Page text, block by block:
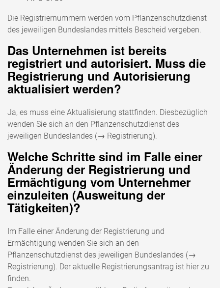
Die Registriernummern werden vom Pflanzenschutzdienst
des jeweiligen Bundeslandes mittels Bescheid vergeben.
Das Unternehmen ist bereits
registriert und autorisiert. Muss die
Registrierung und Autorisierung
aktualisiert werden?
Ja, es muss eine Aktualisierung stattfinden. Diesbezüglich
wenden Sie sich an den Pflanzenschutzdienst des
jeweiligen Bundeslandes (→ Registrierung).
Welche Schritte sind im Falle einer
Änderung der Registrierung und
Ermächtigung vom Unternehmer
einzuleiten (Ausweitung der
Tätigkeiten)?
Im Falle einer Änderung der Registrierung und
Ermächtigung wenden Sie sich an den
Pflanzenschutzdienst des jeweiligen Bundeslandes (→
Registrierung). Der aktuelle Registrierungsantrag ist hier zu
finden.